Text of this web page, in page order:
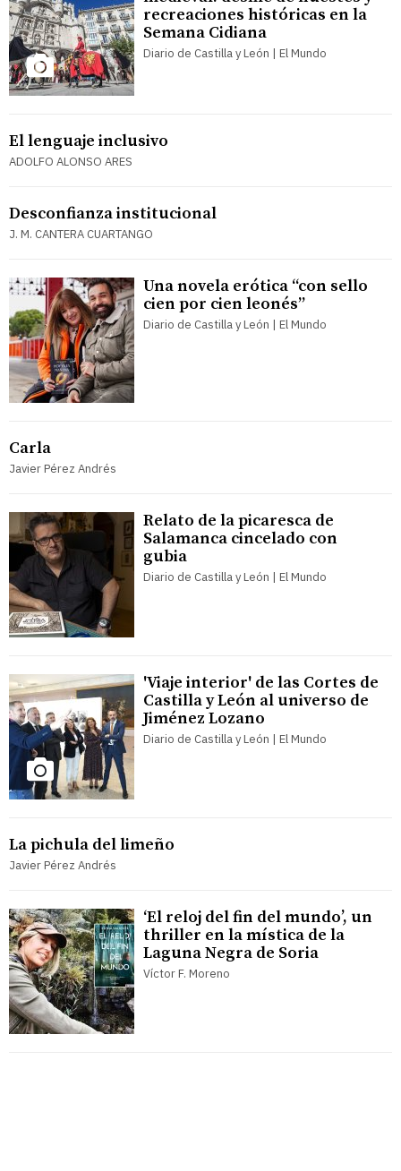
recreaciones históricas en la
Semana Cidiana
Diario de Castilla y León | El Mundo
El lenguaje inclusivo
ADOLFO ALONSO ARES
Desconfianza institucional
J. M. CANTERA CUARTANGO
Una novela erótica “con sello
cien por cien leonés”
Diario de Castilla y León | El Mundo
Carla
Javier Pérez Andrés
Relato de la picaresca de
Salamanca cincelado con
gubia
Diario de Castilla y León | El Mundo
'Viaje interior' de las Cortes de
Castilla y León al universo de
Jiménez Lozano
Diario de Castilla y León | El Mundo
La pichula del limeño
Javier Pérez Andrés
‘El reloj del fin del mundo’, un
thriller en la mística de la
Laguna Negra de Soria
Víctor F. Moreno